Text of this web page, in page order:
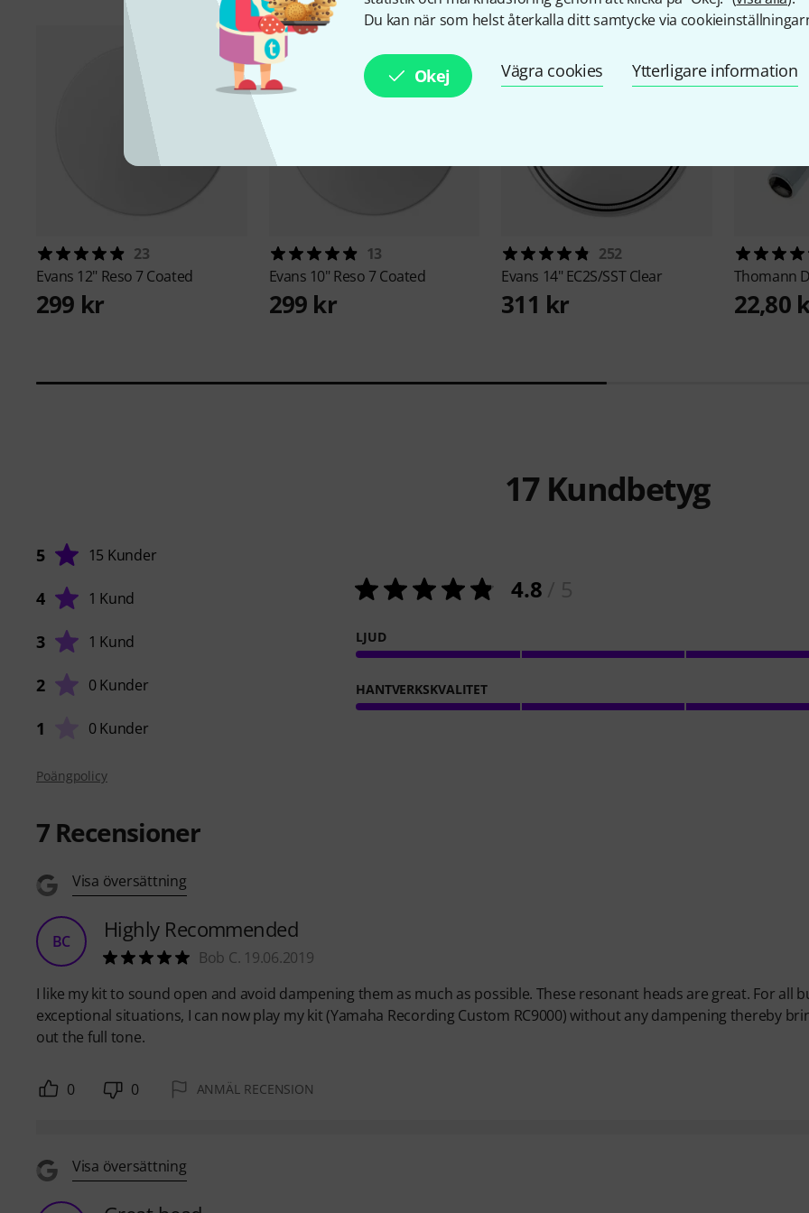
Du kan när som helst återkalla ditt samtycke via
Okej Vägra cookies Ytterligare information
23
Evans 12" Reso 7 Coated
299 kr
13
Evans 10" Reso 7 Coated
299 kr
252
Evans 14" EC2S/SST Clear
311 kr
Thomann
22,80
17Kundbetyg
5 15 Kunder
4 1 Kund
3 1 Kund
2 0 Kunder
1 0 Kunder
4.8
LJUD
HANTVERKSKVALITET
Poängpolicy
7 Recensioner
Visa översättning
BC Highly Recommended
Bob C. 19.06.2019
I like my kit to sound open and avoid dampening them as much as possible. These resonant heads are great. For all
exceptional situations, I can now play my kit (Yamaha Recording Custom RC9000) without any dampening thereby
out the full tone.
0 0 ANMÄL RECENSION
Visa översättning